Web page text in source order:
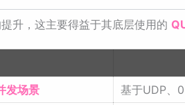
升，这主要得益于其底层使用的
发场景
基于UDP、